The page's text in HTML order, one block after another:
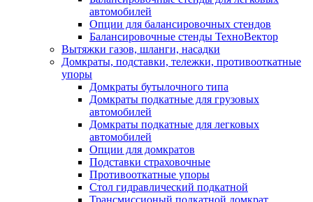
автомобилей
Опции для балансировочных стендов
Балансировочные стенды ТехноВектор
Вытяжки газов, шланги, насадки
Домкраты, подставки, тележки, противооткатные
упоры
Домкраты бутылочного типа
Домкраты подкатные для грузовых
автомобилей
Домкраты подкатные для легковых
автомобилей
Опции для домкратов
Подставки страховочные
Противооткатные упоры
Стол гидравлический подкатной